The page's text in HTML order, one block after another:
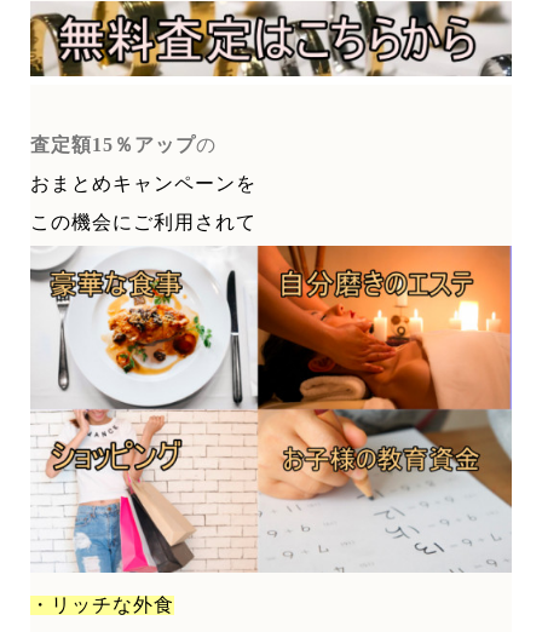
査定額15％アップの
おまとめキャンペーンを
この機会にご利用されて
・リッチな外食